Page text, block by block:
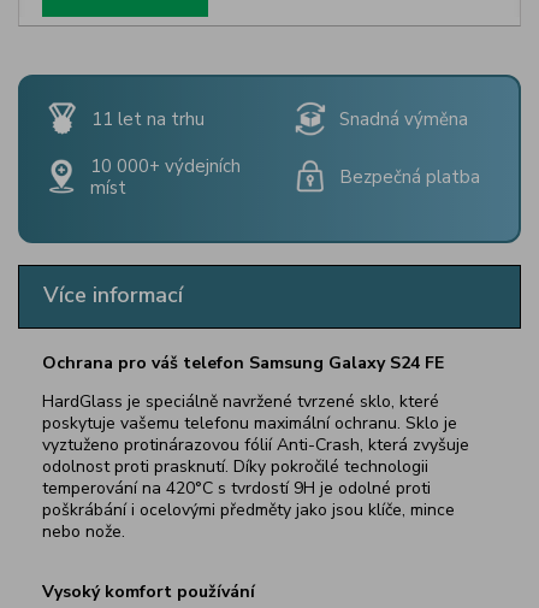
11 let na trhu
Snadná výměna
10 000+ výdejních
míst
Bezpečná platba
Více informací
Ochrana pro váš telefon Samsung Galaxy S24 FE
HardGlass je speciálně navržené tvrzené sklo, které
poskytuje vašemu telefonu maximální ochranu. Sklo je
vyztuženo protinárazovou fólií Anti-Crash, která zvyšuje
odolnost proti prasknutí. Díky pokročilé technologii
temperování na 420°C s tvrdostí 9H je odolné proti
poškrábání i ocelovými předměty jako jsou klíče, mince
nebo nože.
Vysoký komfort používání